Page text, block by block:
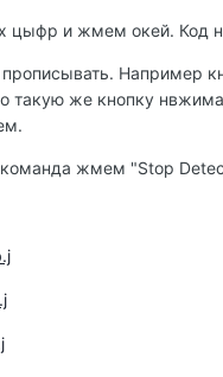
и жмем окей. Код
Например
такую же кнопку
команда жмем "Stop